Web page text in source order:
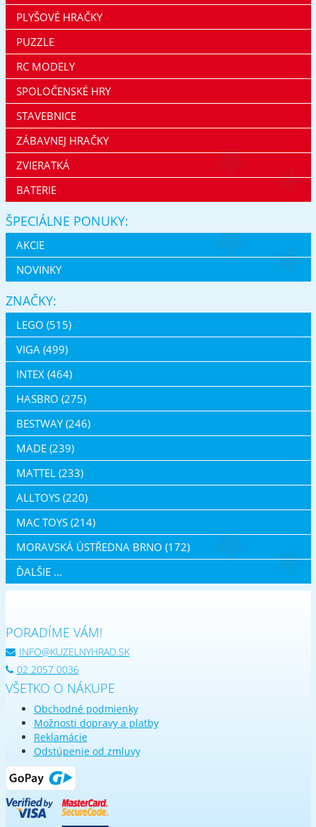
PLYŠOVÉ HRAČKY
PUZZLE
RC MODELY
SPOLOČENSKÉ HRY
STAVEBNICE
ZÁBAVNEJ HRAČKY
ZVIERATKÁ
BATERIE
ŠPECIÁLNE PONUKY:
AKCIE
NOVINKY
ZNAČKY:
LEGO (515)
VIGA (499)
INTEX (464)
HASBRO (275)
BESTWAY (246)
MADE (239)
MATTEL (233)
ALLTOYS (220)
MAC TOYS (214)
MORAVSKÁ ÚSTŘEDNA BRNO (172)
ĎALŠIE ...
PORADÍME VÁM!
INFO@KUZELNYHRAD.SK
02 2057 0036
VŠETKO O NÁKUPE
Obchodné podmienky
Možnosti dopravy a platby
Reklamácie
Odstúpenie od zmluvy